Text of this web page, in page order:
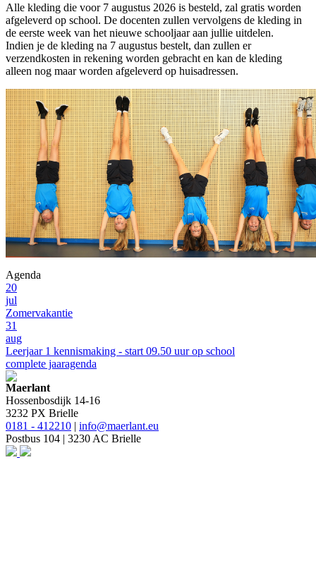
Alle kleding die voor 7 augustus 2026 is besteld, zal gratis worden
afgeleverd op school. De docenten zullen vervolgens de kleding in
de eerste week van het nieuwe schooljaar aan jullie uitdelen.
Indien je de kleding na 7 augustus bestelt, dan zullen er
verzendkosten in rekening worden gebracht en kan de kleding
alleen nog maar worden afgeleverd op huisadressen.
Agenda
20
jul
Zomervakantie
31
aug
Leerjaar 1 kennismaking - start 09.50 uur op school
complete jaaragenda
Maerlant
Hossenbosdijk 14-16
3232 PX Brielle
0181 - 412210 | info@maerlant.eu
Postbus 104 | 3230 AC Brielle